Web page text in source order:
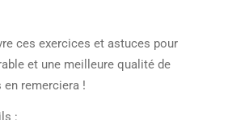
ces exercices et astuces pour
et une meilleure qualité de
remerciera !
: